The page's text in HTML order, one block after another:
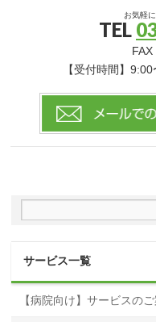
お気軽
TEL
【受付時間】
サービス一覧
【病院向け】サービスの